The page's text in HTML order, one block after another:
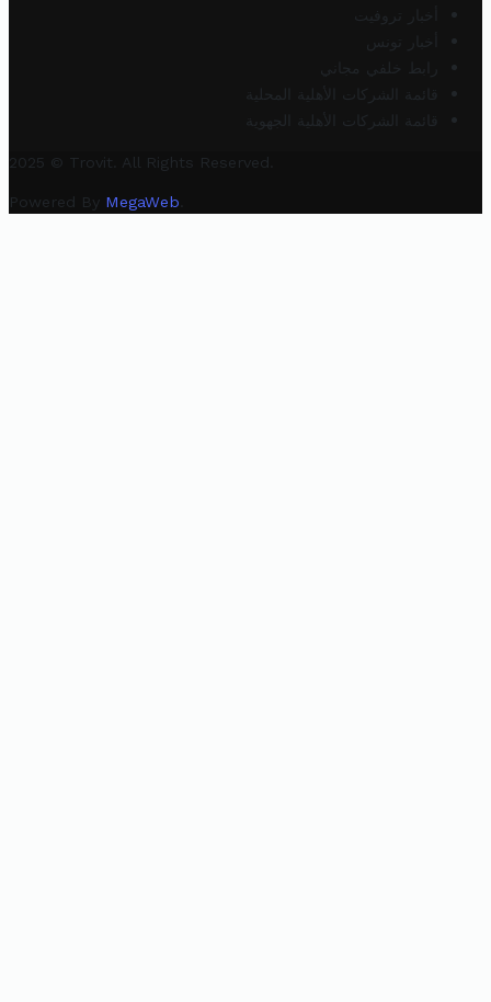
أخبار تروفيت
أخبار تونس
رابط خلفي مجاني
قائمة الشركات الأهلية المحلية
قائمة الشركات الأهلية الجهوية
2025 © Trovit. All Rights Reserved.
Powered By MegaWeb